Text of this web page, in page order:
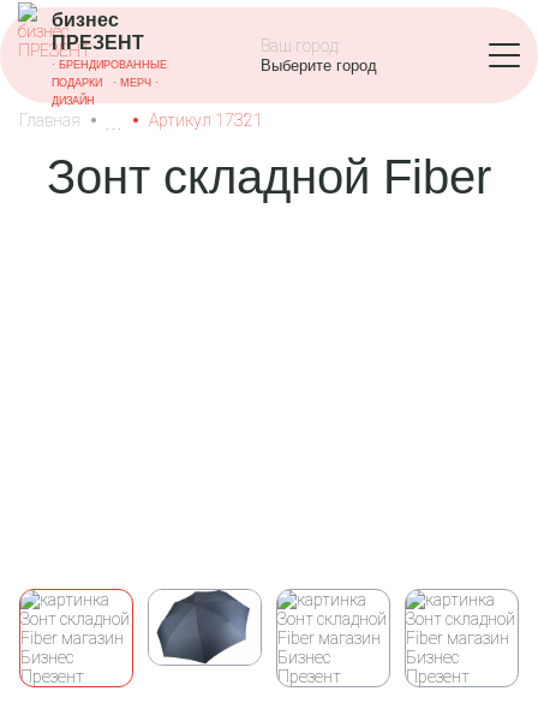
бизнес
ПРЕЗЕНТ
· БРЕНДИРОВАННЫЕ
ПОДАРКИ · МЕРЧ ·
ДИЗАЙН
Ваш город:
Выберите город
Главная • • Артикул 17321
Зонт складной Fiber